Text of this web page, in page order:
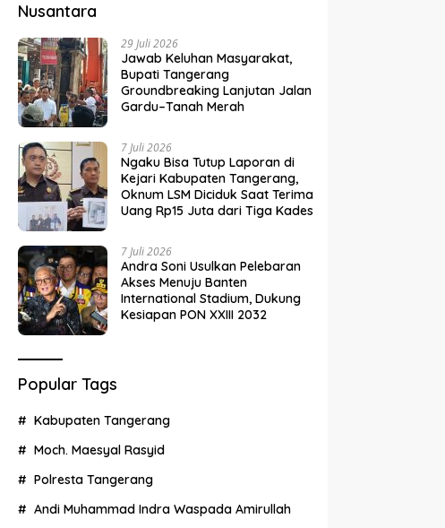
Nusantara
29 Juli 2026
Jawab Keluhan Masyarakat,
Bupati Tangerang
Groundbreaking Lanjutan Jalan
Gardu–Tanah Merah
7 Juli 2026
Ngaku Bisa Tutup Laporan di
Kejari Kabupaten Tangerang,
Oknum LSM Diciduk Saat Terima
Uang Rp15 Juta dari Tiga Kades
7 Juli 2026
Andra Soni Usulkan Pelebaran
Akses Menuju Banten
International Stadium, Dukung
Kesiapan PON XXIII 2032
Popular Tags
Kabupaten Tangerang
Moch. Maesyal Rasyid
Polresta Tangerang
Andi Muhammad Indra Waspada Amirullah